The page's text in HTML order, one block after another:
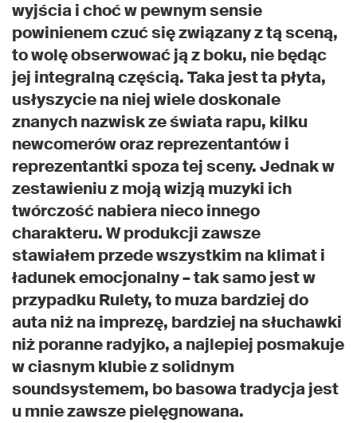
wyjścia i choć w pewnym sensie
powinienem czuć się związany z tą sceną,
to wolę obserwować ją z boku, nie będąc
jej integralną częścią. Taka jest ta płyta,
usłyszycie na niej wiele doskonale
znanych nazwisk ze świata rapu, kilku
newcomerów oraz reprezentantów i
reprezentantki spoza tej sceny. Jednak w
zestawieniu z moją wizją muzyki ich
twórczość nabiera nieco innego
charakteru. W produkcji zawsze
stawiałem przede wszystkim na klimat i
ładunek emocjonalny – tak samo jest w
przypadku Rulety, to muza bardziej do
auta niż na imprezę, bardziej na słuchawki
niż poranne radyjko, a najlepiej posmakuje
w ciasnym klubie z solidnym
soundsystemem, bo basowa tradycja jest
u mnie zawsze pielęgnowana.